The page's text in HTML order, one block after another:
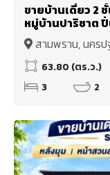
ขายบ้านเดี่ยว 2
หมู่บ้านปาริชาต
สามพราน, นคร
63.80 (ตร.ว.)
3
2